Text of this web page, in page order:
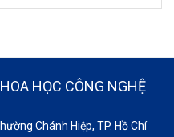
HỌC CÔNG NGHỆ
Chánh Hiệp, TP. Hồ Chí